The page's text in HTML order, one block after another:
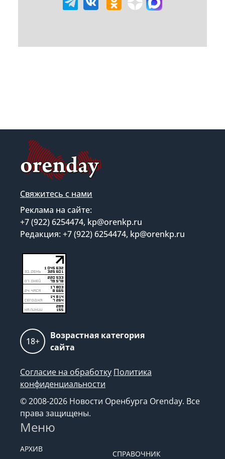
Свяжитесь с нами
Реклама на сайте:
+7 (922) 6254474, kp@orenkp.ru
Редакция: +7 (922) 6254474, kp@orenkp.ru
18+
Возрастная категория
сайта
Согласие на обработку Политика
конфиденциальности
© 2008-2026 Новости Оренбурга Orenday. Все
права защищены.
Меню
АРХИВ
СПРАВОЧНИК